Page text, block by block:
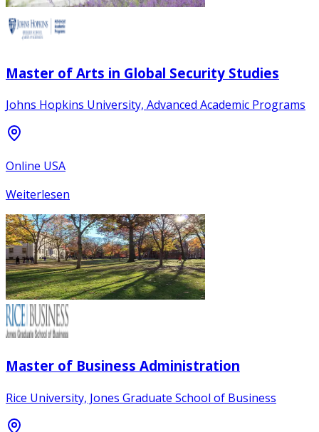
Master of Arts in Global Security Studies
Johns Hopkins University, Advanced Academic Programs
Online USA
Weiterlesen
Master of Business Administration
Rice University, Jones Graduate School of Business